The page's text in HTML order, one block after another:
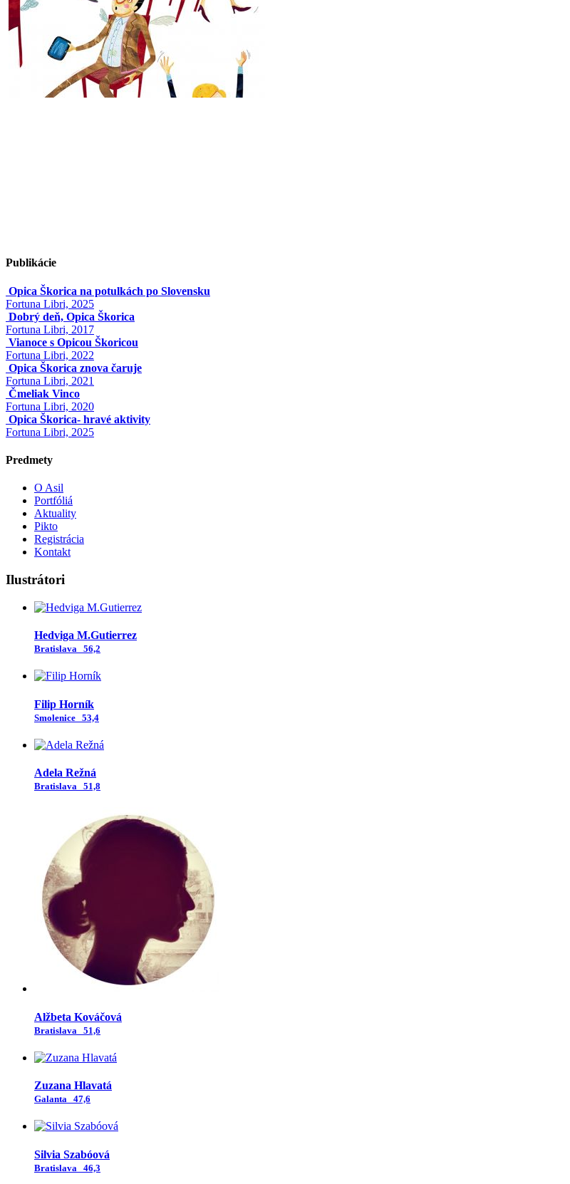
Publikácie
Opica Škorica na potulkách po Slovensku
Fortuna Libri, 2025
Dobrý deň, Opica Škorica
Fortuna Libri, 2017
Vianoce s Opicou Škoricou
Fortuna Libri, 2022
Opica Škorica znova čaruje
Fortuna Libri, 2021
Čmeliak Vinco
Fortuna Libri, 2020
Opica Škorica- hravé aktivity
Fortuna Libri, 2025
Predmety
O Asil
Portfóliá
Aktuality
Pikto
Registrácia
Kontakt
Ilustrátori
Hedviga M.Gutierrez
Bratislava 56,2
Filip Horník
Smolenice 53,4
Adela Režná
Bratislava 51,8
Alžbeta Kováčová
Bratislava 51,6
Zuzana Hlavatá
Galanta 47,6
Silvia Szabóová
Bratislava 46,3